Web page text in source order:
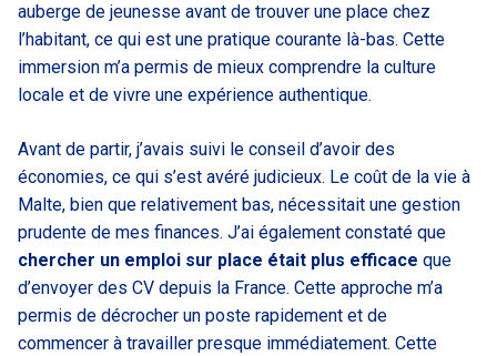
auberge de jeunesse avant de trouver une place chez
l’habitant, ce qui est une pratique courante là-bas. Cette
immersion m’a permis de mieux comprendre la culture
locale et de vivre une expérience authentique.
Avant de partir, j’avais suivi le conseil d’avoir des
économies, ce qui s’est avéré judicieux. Le coût de la vie à
Malte, bien que relativement bas, nécessitait une gestion
prudente de mes finances. J’ai également constaté que
chercher un emploi sur place était plus efficace que
d’envoyer des CV depuis la France. Cette approche m’a
permis de décrocher un poste rapidement et de
commencer à travailler presque immédiatement. Cette